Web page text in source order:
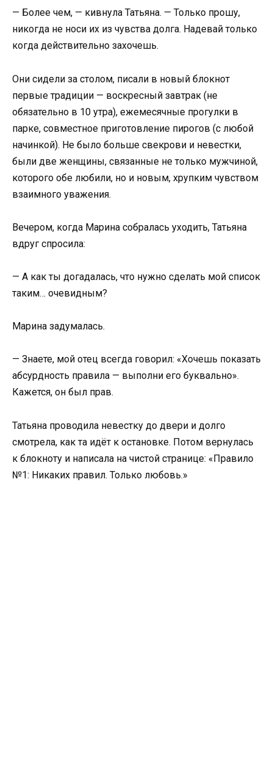
— Более чем, — кивнула Татьяна. — Только прошу,
никогда не носи их из чувства долга. Надевай только
когда действительно захочешь.
Они сидели за столом, писали в новый блокнот
первые традиции — воскресный завтрак (не
обязательно в 10 утра), ежемесячные прогулки в
парке, совместное приготовление пирогов (с любой
начинкой). Не было больше свекрови и невестки,
были две женщины, связанные не только мужчиной,
которого обе любили, но и новым, хрупким чувством
взаимного уважения.
Вечером, когда Марина собралась уходить, Татьяна
вдруг спросила:
— А как ты догадалась, что нужно сделать мой список
таким… очевидным?
Марина задумалась.
— Знаете, мой отец всегда говорил: «Хочешь показать
абсурдность правила — выполни его буквально».
Кажется, он был прав.
Татьяна проводила невестку до двери и долго
смотрела, как та идёт к остановке. Потом вернулась
к блокноту и написала на чистой странице: «Правило
№1: Никаких правил. Только любовь.»